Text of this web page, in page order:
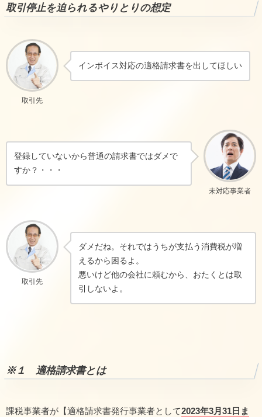
取引停止を迫られるやりとりの想定
取引先
インボイス対応の適格請求書を出してほしい
未対応事業者
登録していないから普通の請求書ではダメで
すか？・・・
取引先
ダメだね。それではうちが支払う消費税が増
えるから困るよ。
悪いけど他の会社に頼むから、おたくとは取
引しないよ。
※１ 適格請求書とは
課税事業者が【適格請求書発行事業者として2023年3月31日ま